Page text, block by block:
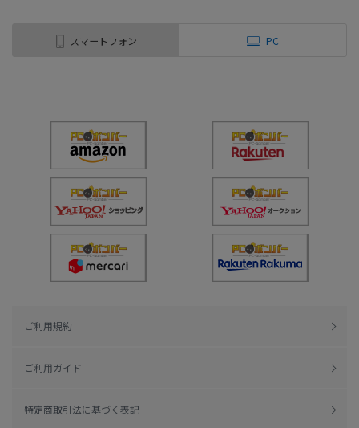
スマートフォン PC
ご利用規約
ご利用ガイド
特定商取引法に基づく表記